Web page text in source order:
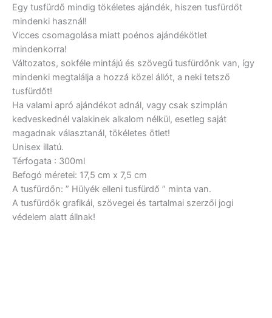
Egy tusfürdő mindig tökéletes ajándék, hiszen tusfürdőt
mindenki használ!
Vicces csomagolása miatt poénos ajándékötlet
mindenkorra!
Változatos, sokféle mintájú és szövegű tusfürdőnk van, így
mindenki megtalálja a hozzá közel állót, a neki tetsző
tusfürdőt!
Ha valami apró ajándékot adnál, vagy csak szimplán
kedveskednél valakinek alkalom nélkül, esetleg saját
magadnak választanál, tökéletes ötlet!
Unisex illatú.
Térfogata : 300ml
Befogó méretei: 17,5 cm x 7,5 cm
A tusfürdőn: ” Hülyék elleni tusfürdő ” minta van.
A tusfürdők grafikái, szövegei és tartalmai szerzői jogi
védelem alatt állnak!